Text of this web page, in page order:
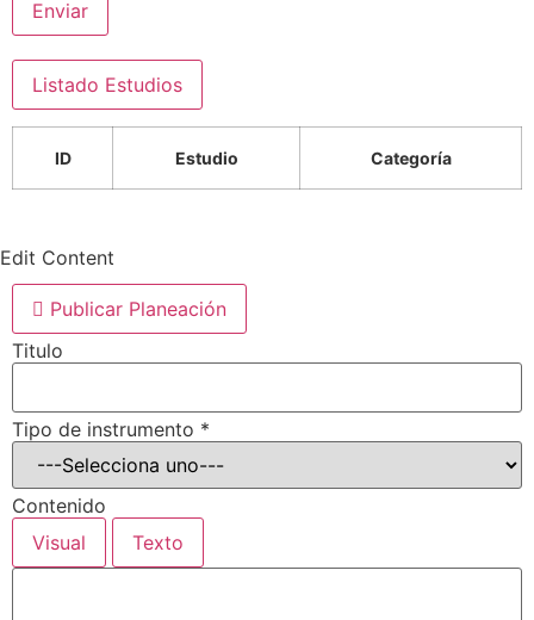
Enviar
Listado Estudios
ID Estudio Categoría
Edit Content
Publicar Planeación
Titulo
Tipo de instrumento *
Contenido
Visual
Texto